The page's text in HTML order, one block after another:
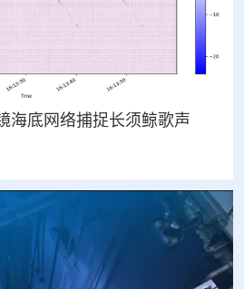
海底网络捕捉长须鲸歌声